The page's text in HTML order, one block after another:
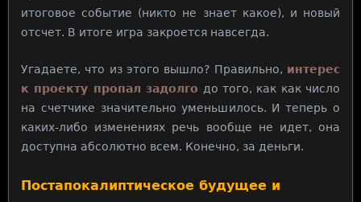
итоговое событие (никто не знает какое), и новый
отсчет. В итоге игра закроется навсегда.
Угадаете, что из этого вышло? Правильно, интерес
к проекту пропал задолго до того, как как число
на счетчике значительно уменьшилось. И теперь о
каких-либо изменениях речь вообще не идет, она
доступна абсолютно всем. Конечно, за деньги.
Постапокалиптическое будущее и